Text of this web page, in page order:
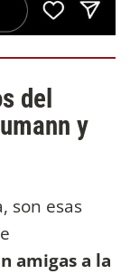
del
y
son esas
amigas a la